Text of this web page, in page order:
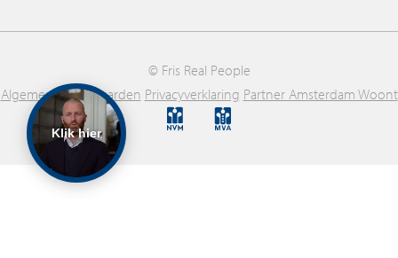
© Fris Real People
Algemene voorwaarden Privacyverklaring Partner Amsterdam Woont
Klik hier